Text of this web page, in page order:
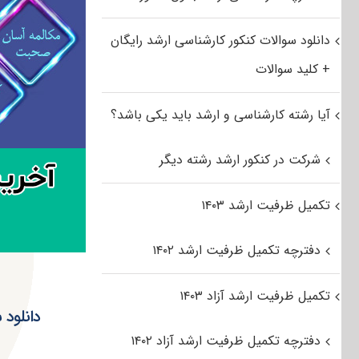
دانلود سوالات کنکور کارشناسی ارشد رایگان
+ کلید سوالات
آیا رشته کارشناسی و ارشد باید یکی باشد؟
شرکت در کنکور ارشد رشته دیگر
تکمیل ظرفیت ارشد ۱۴۰۳
دفترچه تکمیل ظرفیت ارشد ۱۴۰۲
تکمیل ظرفیت ارشد آزاد ۱۴۰۳
دفترچه تکمیل ظرفیت ارشد آزاد ۱۴۰۲